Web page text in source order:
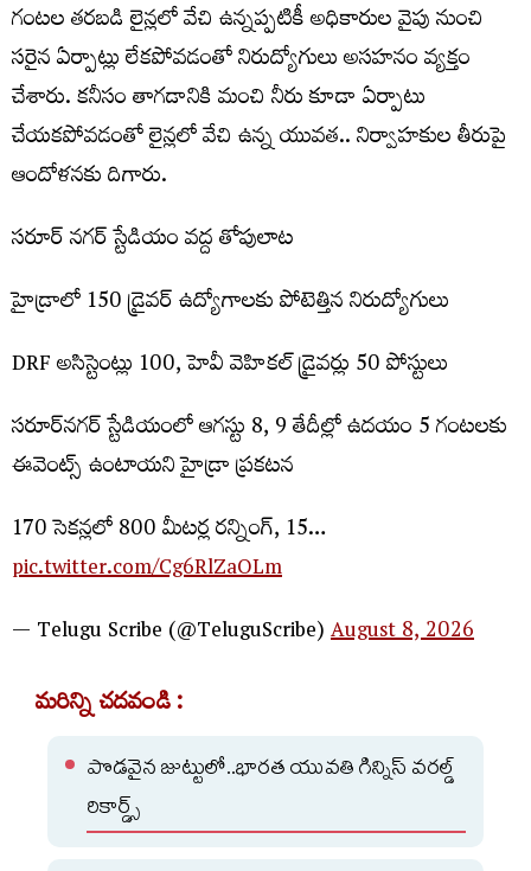
గంటల తరబడి లైన్లలో వేచి ఉన్నప్పటికీ అధికారుల వైపు నుంచి
సరైన ఏర్పాట్లు లేకపోవడంతో నిరుద్యోగులు అసహనం వ్యక్తం
చేశారు. కనీసం తాగడానికి మంచి నీరు కూడా ఏర్పాటు
చేయకపోవడంతో లైన్లలో వేచి ఉన్న యువత.. నిర్వాహకుల తీరుపై
ఆందోళనకు దిగారు.
సరూర్ నగర్ స్టేడియం వద్ద తోపులాట
హైడ్రాలో 150 డ్రైవర్ ఉద్యోగాలకు పోటెత్తిన నిరుద్యోగులు
DRF అసిస్టెంట్లు 100, హెవీ వెహికల్ డ్రైవర్లు 50 పోస్టులు
సరూర్‌నగర్ స్టేడియంలో ఆగస్టు 8, 9 తేదీల్లో ఉదయం 5 గంటలకు
ఈవెంట్స్ ఉంటాయని హైడ్రా ప్రకటన
170 సెకన్లలో 800 మీటర్ల రన్నింగ్, 15…
pic.twitter.com/Cg6RlZaOLm
— Telugu Scribe (@TeluguScribe)August 8, 2026
మరిన్ని చదవండి :
పొడవైన జుట్టులో..భారత యువతి గిన్నిస్ వరల్డ్
రికార్డ్స్